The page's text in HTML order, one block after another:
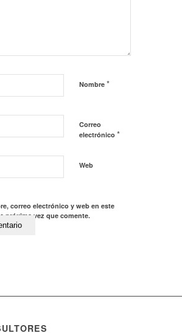
Nombre *
Correo
electrónico *
Web
correo electrónico y web en este
próxima vez que comente.